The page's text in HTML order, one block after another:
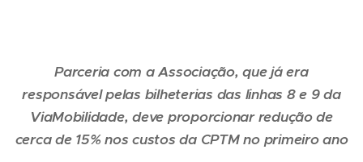
Parceria com a Associação, que já era
responsável pelas bilheterias das linhas 8 e 9 da
ViaMobilidade, deve proporcionar redução de
cerca de 15% nos custos da CPTM no primeiro ano